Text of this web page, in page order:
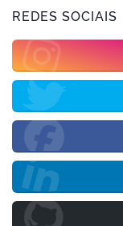
REDES SOCIAIS